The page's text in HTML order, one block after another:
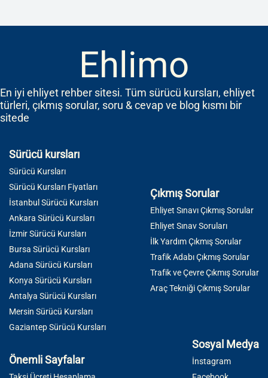
Ehlimo
En iyi ehliyet rehber sitesi. Tüm sürücü kursları, ehliyet
türleri, çıkmış sorular, soru & cevap ve blog kısmı bir
sitede
Sürücü kursları
Sürücü Kursları
Sürücü Kursları Fiyatları
İstanbul Sürücü Kursları
Ankara Sürücü Kursları
İzmir Sürücü Kursları
Bursa Sürücü Kursları
Adana Sürücü Kursları
Konya Sürücü Kursları
Antalya Sürücü Kursları
Mersin Sürücü Kursları
Gaziantep Sürücü Kursları
Çıkmış Sorular
Ehliyet Sınavı Çıkmış Sorular
Ehliyet Sınav Soruları
İlk Yardım Çıkmış Sorular
Trafik Adabı Çıkmış Sorular
Trafik ve Çevre Çıkmış Sorular
Araç Tekniği Çıkmış Sorular
Önemli Sayfalar
Sosyal Medya
İnstagram